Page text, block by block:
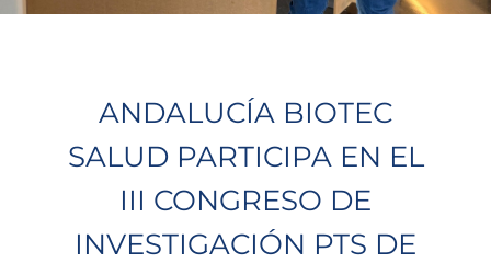
ANDALUCÍA BIOTEC
SALUD PARTICIPA EN EL
III CONGRESO DE
INVESTIGACIÓN PTS DE